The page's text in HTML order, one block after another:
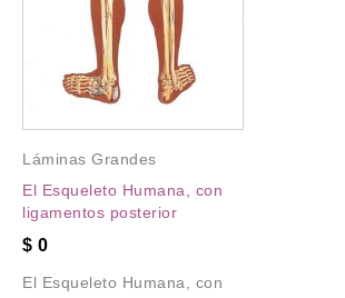
Láminas Grandes
El Esqueleto Humana, con
ligamentos posterior
$ 0
El Esqueleto Humana, con